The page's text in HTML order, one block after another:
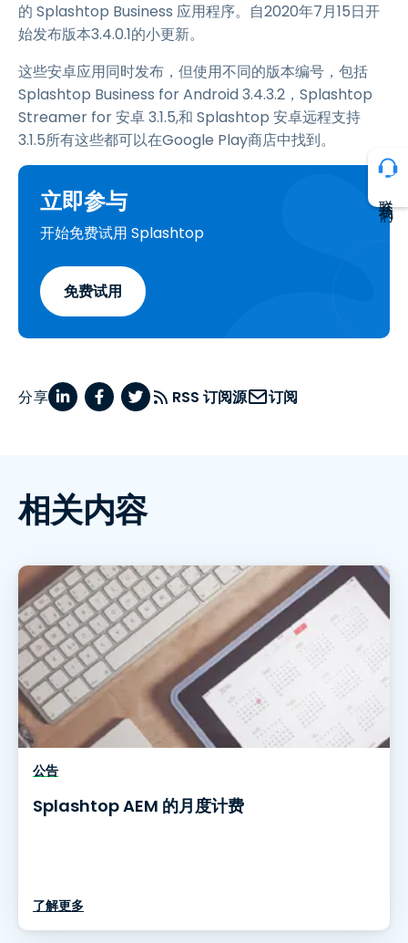
的 Splashtop Business 应用程序。自2020年7月15日开
始发布版本3.4.0.1的小更新。
这些安卓应用同时发布，但使用不同的版本编号，包括
Splashtop Business for Android 3.4.3.2，Splashtop
Streamer for 安卓 3.1.5,和 Splashtop 安卓远程支持
3.1.5所有这些都可以在Google Play商店中找到。
立即参与
开始免费试用 Splashtop
免费试用
分享 RSS 订阅源 订阅
相关内容
公告
Splashtop AEM 的月度计费
了解更多